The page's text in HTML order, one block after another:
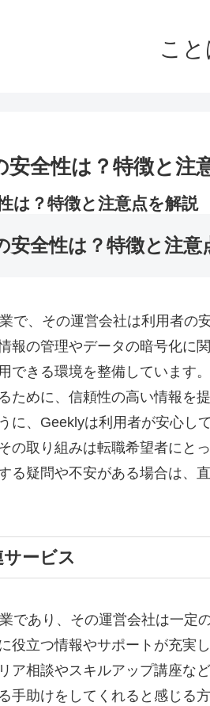
こ
全性は？特徴と注
は？特徴と注意点を解説
全性は？特徴と注意
で、その運営会社は利用者の
報の管理やデータの暗号化に
できる環境を整備しています
ために、信頼性の高い情報を
に、Geeklyは利用者が安心し
の取り組みは転職希望者にと
る疑問や不安がある場合は、
ービス
であり、その運営会社は一定
役立つ情報やサポートが充実
ア相談やスキルアップ講座な
手助けをしてくれると感じる